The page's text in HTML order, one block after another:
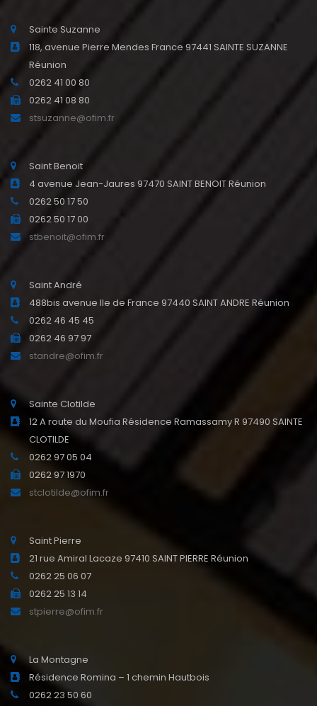
Sainte Suzanne
118, avenue Pierre Mendes France 97441 SAINTE SUZANNE
Réunion
0262 41 00 80
0262 41 08 80
stsuzanne@ofim.fr
Saint Benoit
4 avenue Jean-Jaures 97470 SAINT BENOIT Réunion
0262 50 17 50
0262 50 17 00
stbenoit@ofim.fr
Saint André
488bis avenue Ile de France 97440 SAINT ANDRE Réunion
0262 46 45 45
0262 46 97 97
standre@ofim.fr
Sainte Clotilde
12 A route du Moufia Résidence Ramassamy R 97490 SAINTE
CLOTILDE
0262 97 05 04
0262 97 1970
stclotilde@ofim.fr
Saint Pierre
21 rue Amiral Lacaze 97410 SAINT PIERRE Réunion
0262 25 06 07
0262 25 13 14
stpierre@ofim.fr
La Montagne
Résidence Romina – 1 chemin Hautbois
0262 23 50 60